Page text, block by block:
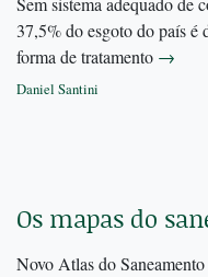
37,5% do esgoto do país é
forma de tratamento →
Daniel Santini
Os mapas do
Novo Atlas do